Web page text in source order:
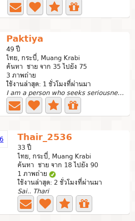
Paktiya
49 ปี
ไทย, กระบี่, Muang Krabi
ค้นหา ชาย จาก 35 ไปยัง 75
3 ภาพถ่าย
ใช้งานล่าสุด: 1 ชั่วโมงที่ผ่านมา
I am a person who seeks seriousness, and those who play...
Thair_2536
33 ปี
ไทย, กระบี่, Muang Krabi
ค้นหา ชาย จาก 18 ไปยัง 90
1 ภาพถ่าย
ใช้งานล่าสุด: 2 ชั่วโมงที่ผ่านมา
Sai.. Thari